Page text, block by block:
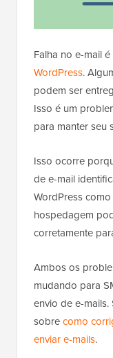
Falha no e-mail
WordPress.
podem ser
Isso é um
para manter seu
Isso ocorre
de e-mail
WordPress como
hospedagem
corretamente
Ambos os
mudando para
envio de e-
sobrecomo
enviar e-mails.